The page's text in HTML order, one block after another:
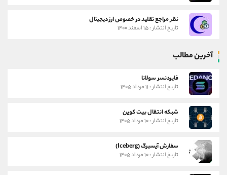
نظر مراجع تقلید در خصوص ارز دیجیتال
تاریخ انتشار : ۱۵ اسفند ۱۴۰۰
آخرین مطالب
فایردنسر سولانا
تاریخ انتشار : ۱۱ مرداد ۱۴۰۵
شبکه انتقال بیت کوین
تاریخ انتشار : ۱۰ مرداد ۱۴۰۵
سفارش آیسبرگ (Iceberg)
تاریخ انتشار : ۱۰ مرداد ۱۴۰۵